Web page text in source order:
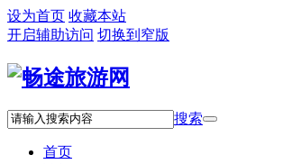
设为首页 收藏本站
开启辅助访问 切换到窄版
搜索
首页